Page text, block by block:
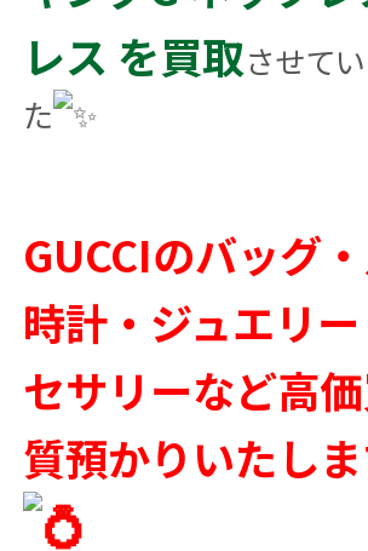
レス を買取させて
た
GUCCIのバッグ
時計・ジュエリ
セサリーなど高価
質預かりいたし